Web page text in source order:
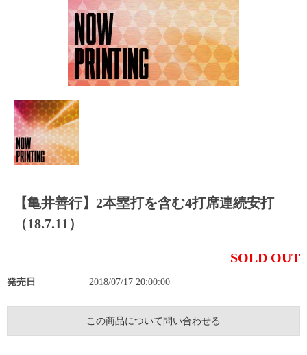
【亀井善行】2本塁打を含む4打席連続安打
（18.7.11）
SOLD OUT
発売日 2018/07/17 20:00:00
この商品について問い合わせる